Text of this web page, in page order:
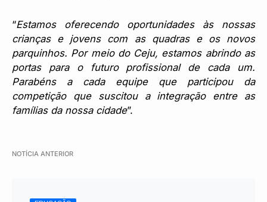
“Estamos oferecendo oportunidades às nossas
crianças e jovens com as quadras e os novos
parquinhos. Por meio do Ceju, estamos abrindo as
portas para o futuro profissional de cada um.
Parabéns a cada equipe que participou da
competição que suscitou a integração entre as
famílias da nossa cidade”.
NOTÍCIA ANTERIOR